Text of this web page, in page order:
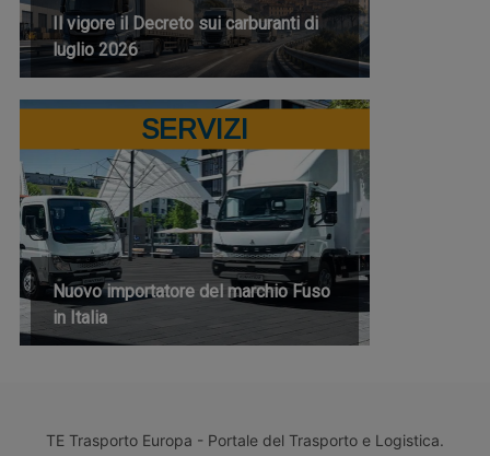
Il vigore il Decreto sui carburanti di
luglio 2026
SERVIZI
Nuovo importatore del marchio Fuso
in Italia
TE Trasporto Europa - Portale del Trasporto e Logistica.